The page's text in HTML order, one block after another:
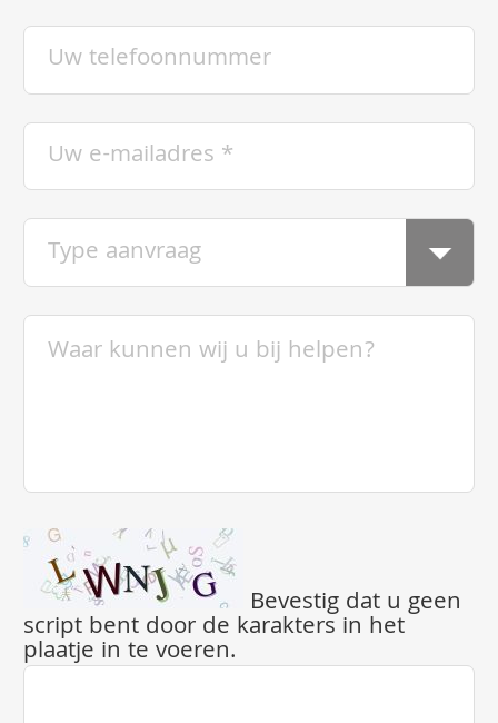
Bevestig dat u geen
script bent door de karakters in het
plaatje in te voeren.